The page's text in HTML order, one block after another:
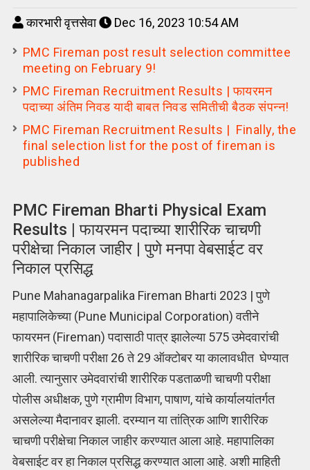
कारभारी वृत्तसेवा Dec 16, 2023 10:54 AM
PMC Fireman post result selection committee
meeting on February 9!
PMC Fireman Recruitment Results | फायरमन
पदाच्या अंतिम निवड यादी बाबत निवड समितीची बैठक संपन्न!
PMC Fireman Recruitment Results | Finally, the
final selection list for the post of fireman is
published
PMC Fireman Bharti Physical Exam
Results | फायरमन पदाच्या शारीरिक चाचणी
परीक्षेचा निकाल जाहीर | पुणे मनपा वेबसाईट वर
निकाल प्रसिद्ध
Pune Mahanagarpalika Fireman Bharti 2023 | पुणे
महापालिकेच्या (Pune Municipal Corporation) वतीने
फायरमन (Fireman) पदासाठी पात्र झालेल्या 575 उमेदवारांची
शारीरिक चाचणी परीक्षा 26 ते 29 ऑक्टोबर या कालावधीत घेण्यात
आली. त्यानुसार उमेदवारांची शारीरिक पडताळणी चाचणी परीक्षा
पोलीस अधीक्षक, पुणे ग्रामीण विभाग, पाषाण, यांचे कार्यालयांतर्गत
असलेल्या मैदानावर झाली. दरम्यान या तांत्रिक आणि शारीरिक
चाचणी परीक्षेचा निकाल जाहीर करण्यात आला आहे. महापालिका
वेबसाईट वर हा निकाल प्रसिद्ध करण्यात आला आहे. अशी माहिती